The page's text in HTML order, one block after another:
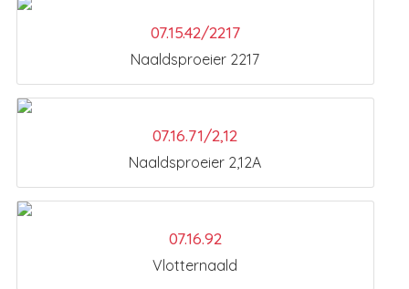
07.15.42/2217
Naaldsproeier 2217
07.16.71/2,12
Naaldsproeier 2,12A
07.16.92
Vlotternaald